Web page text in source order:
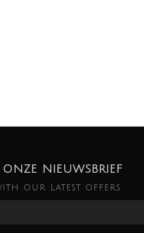
NIEUWSBRIEF
our latest offers